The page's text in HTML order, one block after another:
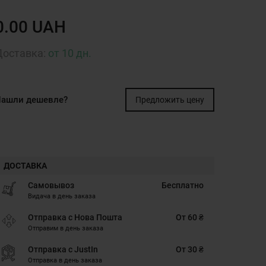
UAH
от 10 дн.
дешевле? Предложить цену
ДОСТАВКА
Самовывоз
Видача в день заказа
Бесплатно
Отправка с Нова Пошта
Отправим в день заказа
От 60 ₴
Отправка с JustIn
Отправка в день заказа
От 30 ₴